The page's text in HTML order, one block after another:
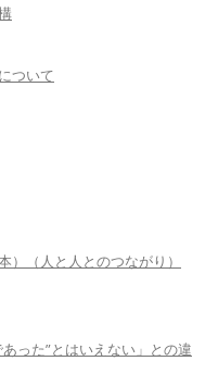
ついて
）（人と人とのつながり）
った”とはいえない」との違